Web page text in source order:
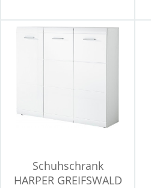
Schuhschrank
HARPER GREIFSWALD